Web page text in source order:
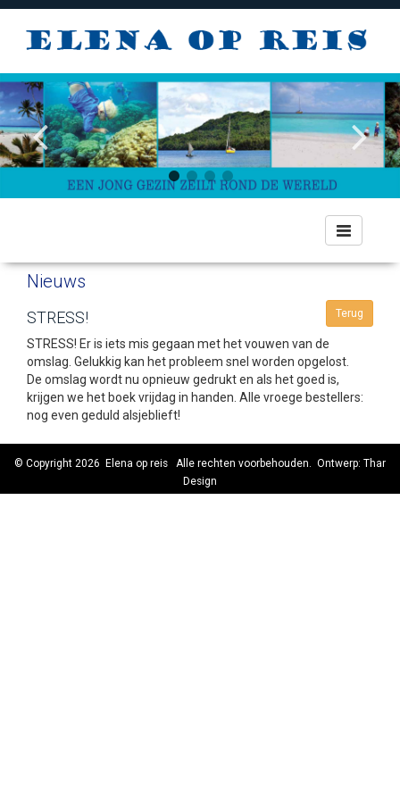
Toggle
navigation
Nieuws
Terug
STRESS!
STRESS! Er is iets mis gegaan met het vouwen van de
omslag. Gelukkig kan het probleem snel worden opgelost.
De omslag wordt nu opnieuw gedrukt en als het goed is,
krijgen we het boek vrijdag in handen. Alle vroege bestellers:
nog even geduld alsjeblieft!
© Copyright 2026 Elena op reis Alle rechten voorbehouden. Ontwerp: Thar
Design